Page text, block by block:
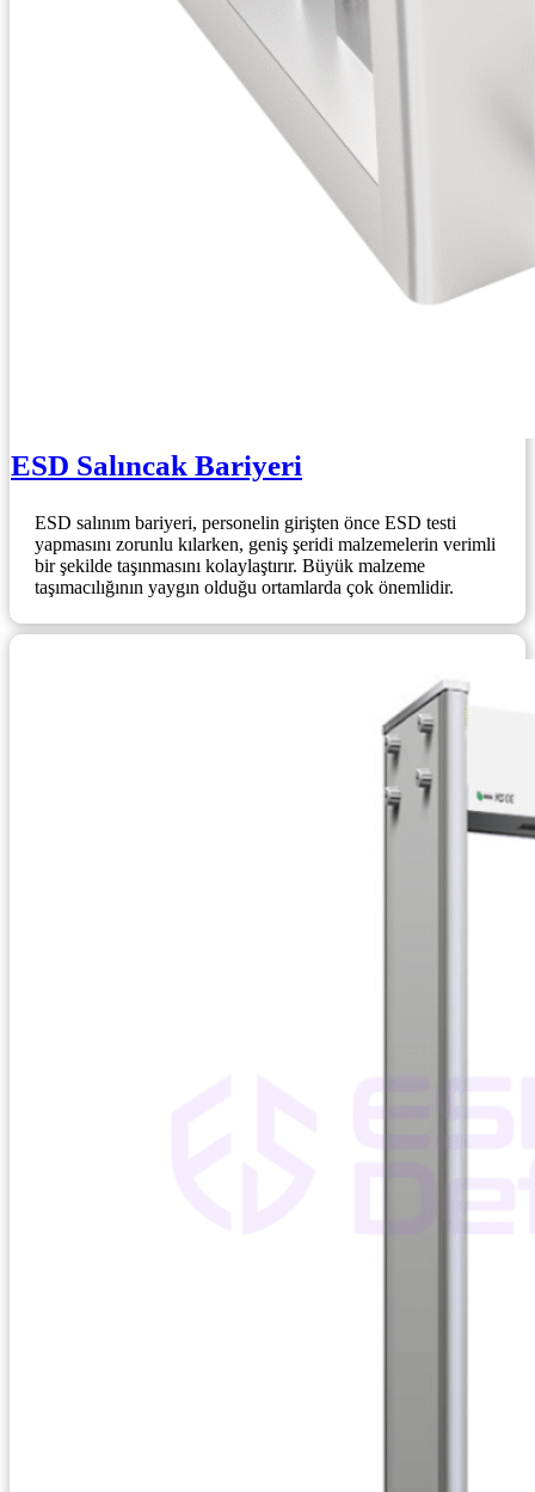
ESD Salıncak Bariyeri
ESD salınım bariyeri, personelin girişten önce ESD testi
yapmasını zorunlu kılarken, geniş şeridi malzemelerin verimli
bir şekilde taşınmasını kolaylaştırır. Büyük malzeme
taşımacılığının yaygın olduğu ortamlarda çok önemlidir.